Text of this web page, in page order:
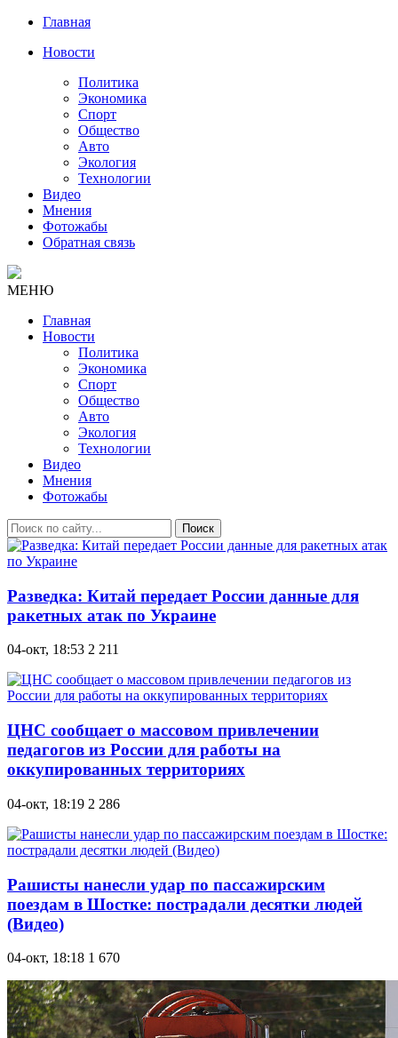
Главная
Новости
Политика
Экономика
Спорт
Общество
Авто
Экология
Технологии
Видео
Мнения
Фотожабы
Обратная связь
МЕНЮ
Главная
Новости
Политика
Экономика
Спорт
Общество
Авто
Экология
Технологии
Видео
Мнения
Фотожабы
Поиск
Разведка: Китай передает России данные для
ракетных атак по Украине
04-окт, 18:53 2 211
ЦНС сообщает о массовом привлечении
педагогов из России для работы на
оккупированных территориях
04-окт, 18:19 2 286
Рашисты нанесли удар по пассажирским
поездам в Шостке: пострадали десятки людей
(Видео)
04-окт, 18:18 1 670